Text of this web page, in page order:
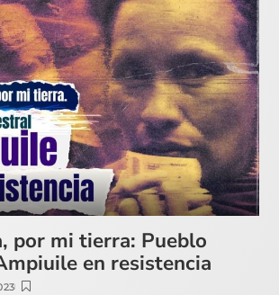
por mi tierra: Pueblo
en resistencia